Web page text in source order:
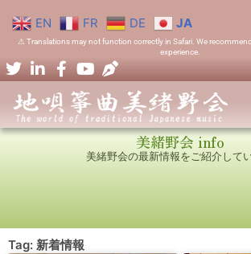
⚠ Translations may not function correctly in Safari. We
experience.
美緒野会 info
美緒野会の最新情報をご紹介して
Tag: 新着情報
EN FR DE JA